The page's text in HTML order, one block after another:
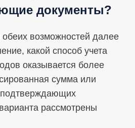
документы?
возможностей далее
какой способ учета
оказывается более
сумма или
подтверждающих
рассмотрены